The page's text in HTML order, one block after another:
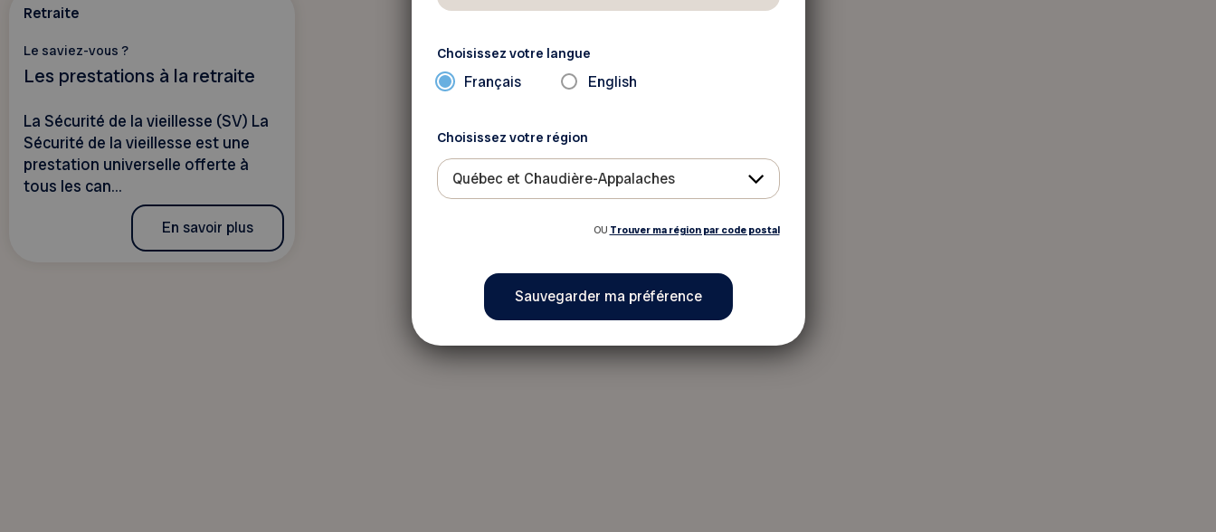
Retraite
Le saviez-vous ?
Les prestations à la retraite
La Sécurité de la vieillesse (SV) La
Sécurité de la vieillesse est une
prestation universelle offerte à
tous les can...
En savoir plus
Choisissez votre langue
Français English
Choisissez votre région
Québec et Chaudière-Appalaches
OU Trouver ma région par code postal